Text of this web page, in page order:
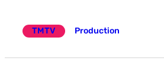
TMTV
Production